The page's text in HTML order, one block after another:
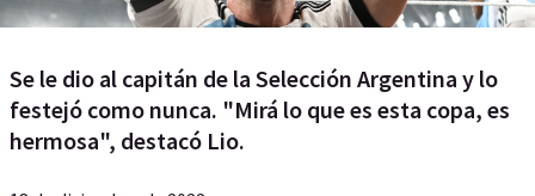
Se le dio al capitán de la Selección Argentina y lo
festejó como nunca. "Mirá lo que es esta copa, es
hermosa", destacó Lio.